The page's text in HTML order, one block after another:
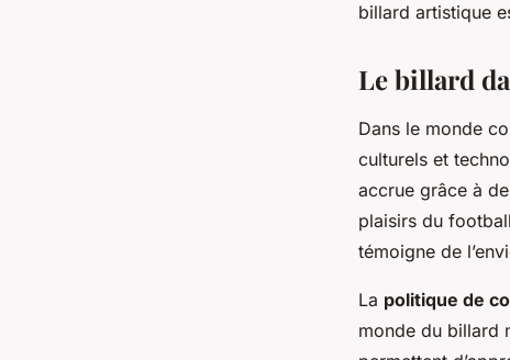
billard artistique
Le billard
Dans le monde
culturels et
accrue grâce à
plaisirs du
témoigne de
La politique de
monde du billard